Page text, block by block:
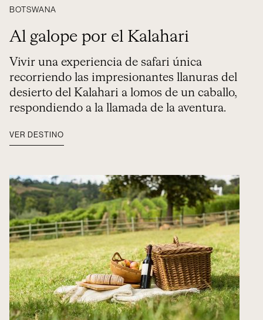
BOTSWANA
Al galope por el Kalahari
Vivir una experiencia de safari única
recorriendo las impresionantes llanuras del
desierto del Kalahari a lomos de un caballo,
respondiendo a la llamada de la aventura.
VER DESTINO